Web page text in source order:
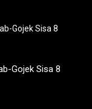
Gojek Sisa 8